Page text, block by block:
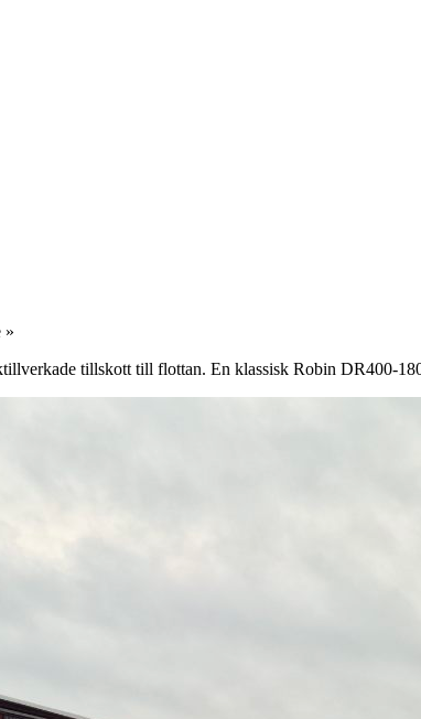
»
tillskott till flottan. En klassisk Robin DR400-